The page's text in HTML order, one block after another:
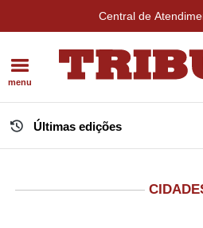
Central de
menu
Últimas edições